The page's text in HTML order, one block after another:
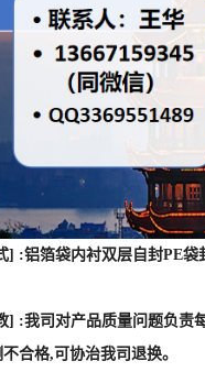
] :铝箔袋内衬双层自封PE
] :我司对产品质量问题负责
合格,可协治我司退换。
] :采取快递或物流远输报
效和应用均来自公开发表的
动物的临床诊断。个人购